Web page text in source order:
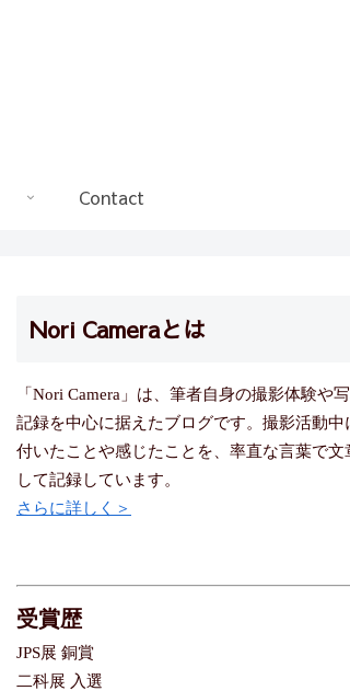
Contact
Nori Cameraとは
「Nori Camera」は、筆者自身の撮影体験や
記録を中心に据えたブログです。撮影活動中
付いたことや感じたことを、率直な言葉で文
して記録しています。
さらに詳しく＞
受賞歴
JPS展 銅賞
二科展 入選